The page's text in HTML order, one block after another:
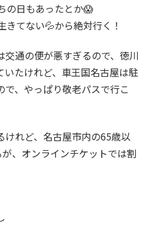
の日もあったとか😱
てない💦から絶対行く！
交通の便が悪すぎるので、徳川
いたけれど、車王国名古屋は駐
、やっぱり敬老パスで行こ
けれど、名古屋市内の65歳以
、オンラインチケットでは割